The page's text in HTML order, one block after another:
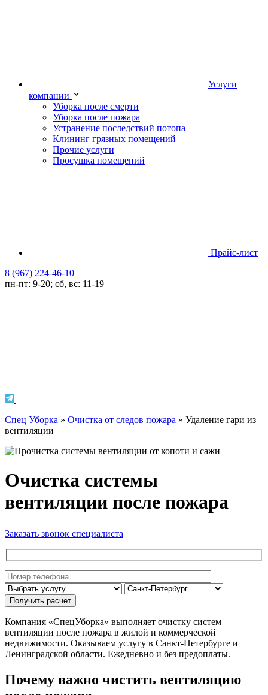
Услуги
компании
Уборка после смерти
Уборка после пожара
Устранение последствий потопа
Клининг грязных помещений
Прочие услуги
Просушка помещений
Прайс-лист
8 (967) 224-46-10
пн-пт: 9-20; сб, вс: 11-19
Спец Уборка » Очистка от следов пожара » Удаление гари из
вентиляции
Очистка системы
вентиляции после пожара
Заказать звонок специалиста
Компания «СпецУборка» выполняет очистку систем
вентиляции после пожара в жилой и коммерческой
недвижимости. Оказываем услугу в Санкт-Петербурге и
Ленинградской области. Ежедневно и без предоплаты.
Почему важно чистить вентиляцию